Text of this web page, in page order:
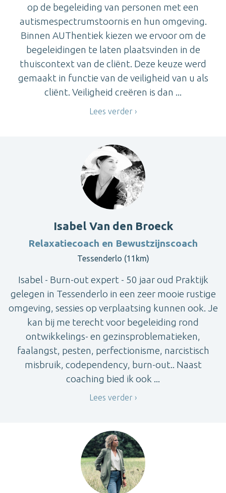
op de begeleiding van personen met een
autismespectrumstoornis en hun omgeving.
Binnen AUThentiek kiezen we ervoor om de
begeleidingen te laten plaatsvinden in de
thuiscontext van de cliënt. Deze keuze werd
gemaakt in functie van de veiligheid van u als
cliënt. Veiligheid creëren is dan ...
Lees verder
Isabel Van den Broeck
Relaxatiecoach en Bewustzijnscoach
Tessenderlo (11km)
Isabel - Burn-out expert - 50 jaar oud Praktijk
gelegen in Tessenderlo in een zeer mooie rustige
omgeving, sessies op verplaatsing kunnen ook. Je
kan bij me terecht voor begeleiding rond
ontwikkelings- en gezinsproblematieken,
faalangst, pesten, perfectionisme, narcistisch
misbruik, codependency, burn-out.. Naast
coaching bied ik ook ...
Lees verder